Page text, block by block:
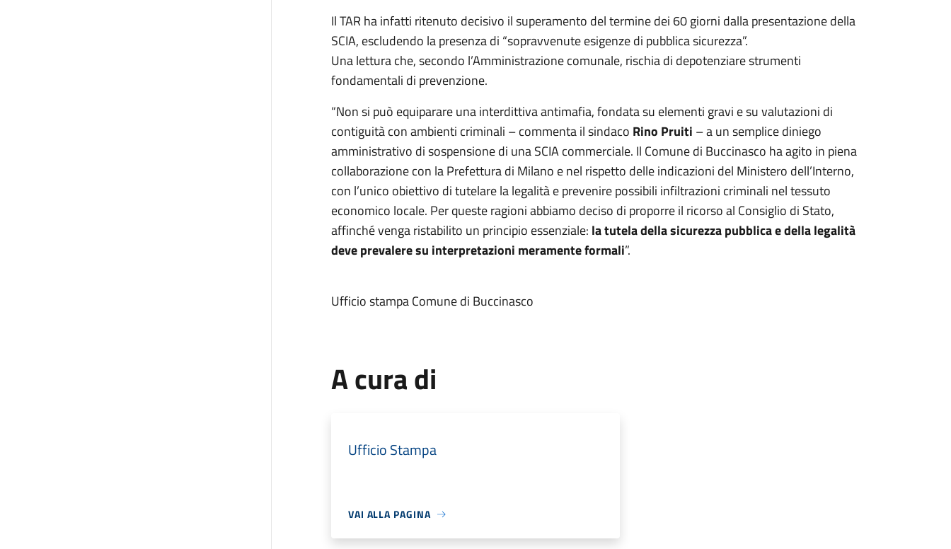
Il TAR ha infatti ritenuto decisivo il superamento del termine dei 60 giorni dalla presentazione della
SCIA, escludendo la presenza di “sopravvenute esigenze di pubblica sicurezza”.
Una lettura che, secondo l’Amministrazione comunale, rischia di depotenziare strumenti
fondamentali di prevenzione.
“Non si può equiparare una interdittiva antimafia, fondata su elementi gravi e su valutazioni di
contiguità con ambienti criminali – commenta il sindaco Rino Pruiti – a un semplice diniego
amministrativo di sospensione di una SCIA commerciale. Il Comune di Buccinasco ha agito in piena
collaborazione con la Prefettura di Milano e nel rispetto delle indicazioni del Ministero dell’Interno,
con l’unico obiettivo di tutelare la legalità e prevenire possibili infiltrazioni criminali nel tessuto
economico locale. Per queste ragioni abbiamo deciso di proporre il ricorso al Consiglio di Stato,
affinché venga ristabilito un principio essenziale: la tutela della sicurezza pubblica e della legalità
deve prevalere su interpretazioni meramente formali”.
Ufficio stampa Comune di Buccinasco
A cura di
Ufficio Stampa
VAI ALLA PAGINA